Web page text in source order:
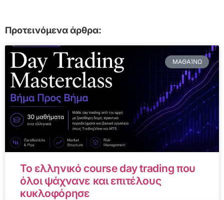
Προτεινόμενα άρθρα:
ΜΑΘΑΊΝΩ
Το ελληνικό course day trading που
όλοι ψάχνανε και επιτέλους
κυκλοφόρησε